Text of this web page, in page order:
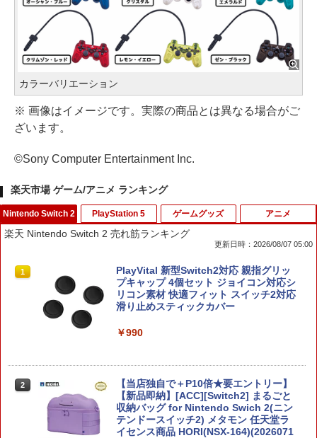
カラーバリエーション
※ 画像はイメージです。実際の商品とは異なる場合がご
ざいます。
©Sony Computer Entertainment Inc.
楽天市場 ゲーム/アニメ ランキング
Nintendo Switch 2
楽天 Nintendo Switch 2 売れ筋ランキング
更新日時：2026/08/07 05:00
1
PlayVital 新型Switch2対応 親指グリッ
プキャップ 4個セット ジョイコン対応シ
リコン素材 快適フィット スイッチ2対応
滑り止めスティックカバー
￥990
2
【当店独自で＋P10倍★要エントリー】
【新品即納】[ACC][Switch2] まるごと
収納バッグ for Nintendo Swich 2(ニン
テンドースイッチ2) メタモン 任天堂ラ
イセンス商品 HORI(NSX-164)(2026071
PlayStation 5 ゲームグッズ アニメ